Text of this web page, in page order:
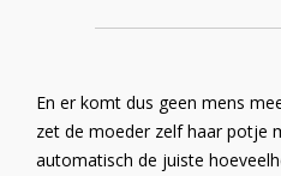
En er komt dus geen mens
zet de moeder zelf haar potje
automatisch de juiste